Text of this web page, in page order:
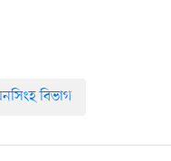
বিভাগ